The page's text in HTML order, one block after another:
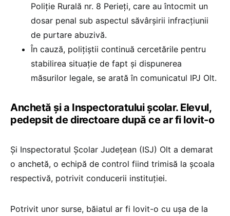
Poliție Rurală nr. 8 Perieți, care au întocmit un
dosar penal sub aspectul săvârșirii infracțiunii
de purtare abuzivă.
În cauză, polițiștii continuă cercetările pentru
stabilirea situație de fapt și dispunerea
măsurilor legale, se arată în comunicatul IPJ Olt.
Anchetă și a Inspectoratului școlar. Elevul,
pedepsit de directoare după ce ar fi lovit-o
Şi Inspectoratul Şcolar Judeţean (ISJ) Olt a demarat
o anchetă, o echipă de control fiind trimisă la şcoala
respectivă, potrivit conducerii instituției.
Potrivit unor surse, băiatul ar fi lovit-o cu uşa de la